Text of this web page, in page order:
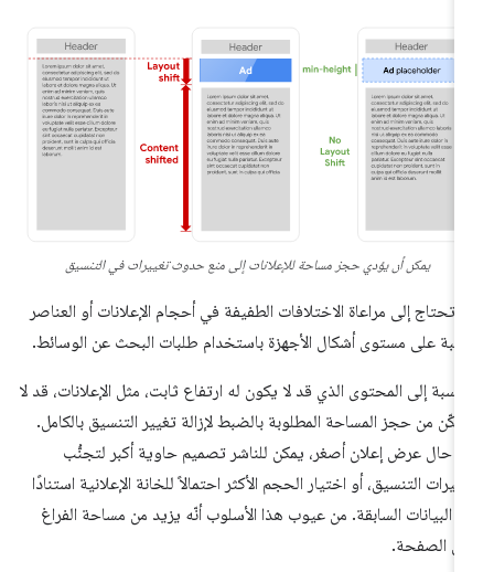
يمكن أن يؤدي حجز مساحة للإعلانات إلى منع حدوث تغييرات في التنسيق
تحتاج إلى مراعاة الاختلافات الطفيفة في أحجام الإعلانات أو العناصر
على مستوى أشكال الأجهزة باستخدام طلبات البحث عن الوسائط.
إلى المحتوى الذي قد لا يكون له ارتفاع ثابت، مثل الإعلانات، قد لا
من حجز المساحة المطلوبة بالضبط لإزالة تغيير التنسيق بالكامل.
حال عرض إعلان أصغر، يمكن للناشر تصميم حاوية أكبر لتجنُّب
التنسيق، أو اختيار الحجم الأكثر احتمالاً للخانة الإعلانية استنادًا
البيانات السابقة. من عيوب هذا الأسلوب أنّه يزيد من مساحة الفراغ
الصفحة.